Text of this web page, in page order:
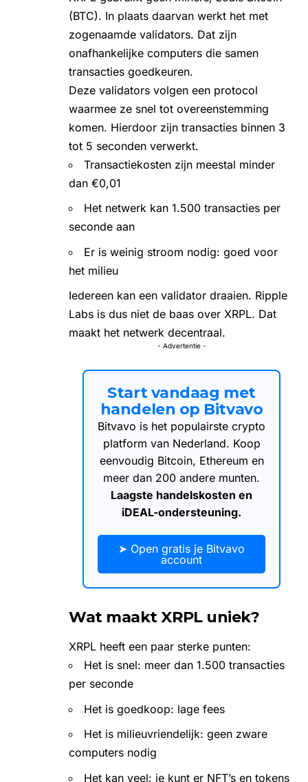
(BTC). In plaats daarvan werkt het met
zogenaamde validators. Dat zijn
onafhankelijke computers die samen
transacties goedkeuren.
Deze validators volgen een protocol
waarmee ze snel tot overeenstemming
komen. Hierdoor zijn transacties binnen 3
tot 5 seconden verwerkt.
Transactiekosten zijn meestal minder
dan €0,01
Het netwerk kan 1.500 transacties per
seconde aan
Er is weinig stroom nodig: goed voor
het milieu
Iedereen kan een validator draaien. Ripple
Labs is dus niet de baas over XRPL. Dat
maakt het netwerk decentraal.
- Advertentie -
Start vandaag met
handelen op Bitvavo
Bitvavo is het populairste crypto
platform van Nederland. Koop
eenvoudig Bitcoin, Ethereum en
meer dan 200 andere munten.
Laagste handelskosten en
iDEAL-ondersteuning.
➤ Open gratis je Bitvavo
account
Wat maakt XRPL uniek?
XRPL heeft een paar sterke punten:
Het is snel: meer dan 1.500 transacties
per seconde
Het is goedkoop: lage fees
Het is milieuvriendelijk: geen zware
computers nodig
Het kan veel: je kunt er NFT’s en tokens